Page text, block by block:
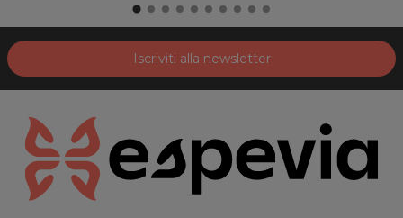
Iscriviti alla newsletter